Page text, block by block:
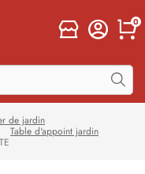
0
de jardin
Table d'appoint jardin